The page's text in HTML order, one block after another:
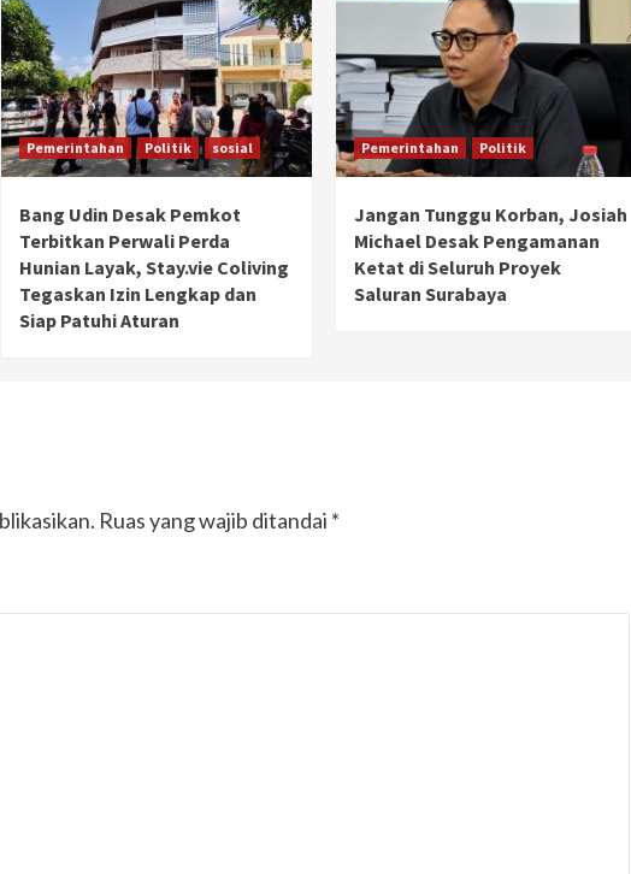
Pemerintahan Politik sosial
Bang Udin Desak Pemkot
Terbitkan Perwali Perda
Hunian Layak, Stay.vie Coliving
Tegaskan Izin Lengkap dan
Siap Patuhi Aturan
Pemerintahan Politik
Jangan Tunggu Korban, Josiah
Michael Desak Pengamanan
Ketat di Seluruh Proyek
Saluran Surabaya
Ruas yang wajib ditandai *